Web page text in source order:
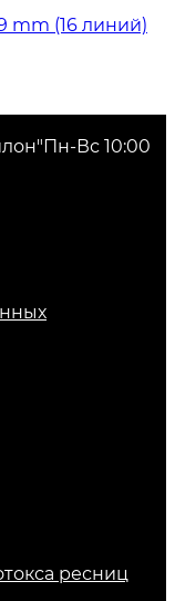
mm (16 линий)
Пн-Вс 10:00
ресниц